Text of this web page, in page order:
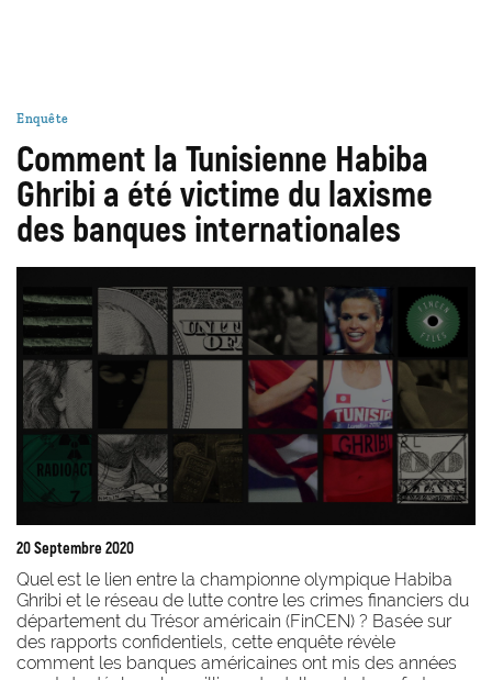
Enquête
Comment la Tunisienne Habiba
Ghribi a été victime du laxisme
des banques internationales
20 Septembre 2020
Quel est le lien entre la championne olympique Habiba
Ghribi et le réseau de lutte contre les crimes financiers du
département du Trésor américain (FinCEN) ? Basée sur
des rapports confidentiels, cette enquête révèle
comment les banques américaines ont mis des années